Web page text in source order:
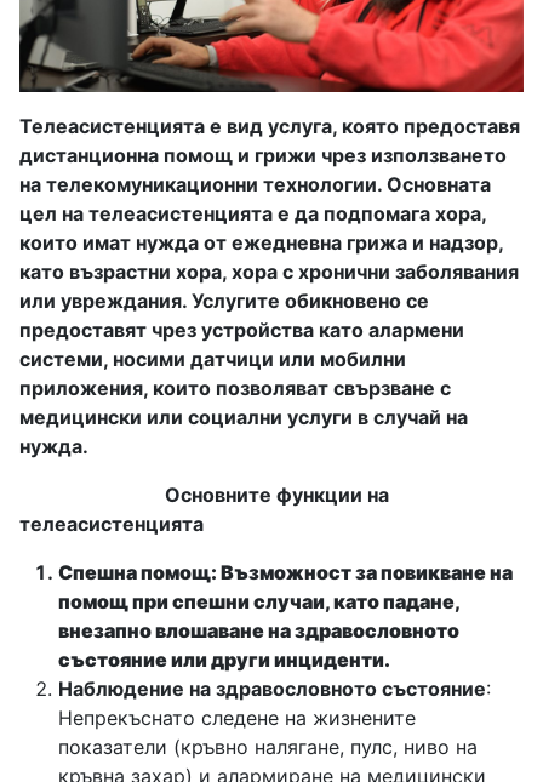
Телеасистенцията е вид услуга, която предоставя
дистанционна помощ и грижи чрез използването
на телекомуникационни технологии. Основната
цел на телеасистенцията е да подпомага хора,
които имат нужда от ежедневна грижа и надзор,
като възрастни хора, хора с хронични заболявания
или увреждания. Услугите обикновено се
предоставят чрез устройства като алармени
системи, носими датчици или мобилни
приложения, които позволяват свързване с
медицински или социални услуги в случай на
нужда.
Основните функции на
телеасистенцията
Спешна помощ: Възможност за повикване на
помощ при спешни случаи, като падане,
внезапно влошаване на здравословното
състояние или други инциденти.
Наблюдение на здравословното състояние:
Непрекъснато следене на жизнените
показатели (кръвно налягане, пулс, ниво на
кръвна захар) и алармиране на медицински